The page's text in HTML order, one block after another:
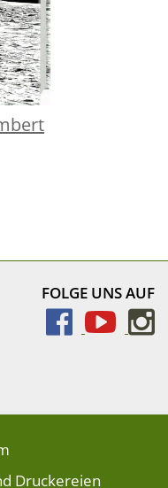
FOLGE UNS AUF
Druckereien